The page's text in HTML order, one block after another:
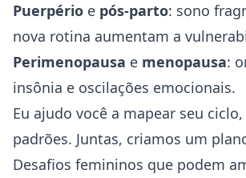
Puerpério e pós-parto: sono
nova rotina aumentam a
Perimenopausa e menopausa:
insônia e oscilações emocionais.
Eu ajudo você a mapear seu
padrões. Juntas, criamos um
Desafios femininos que podem